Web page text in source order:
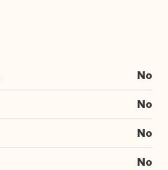
No
No
No
No